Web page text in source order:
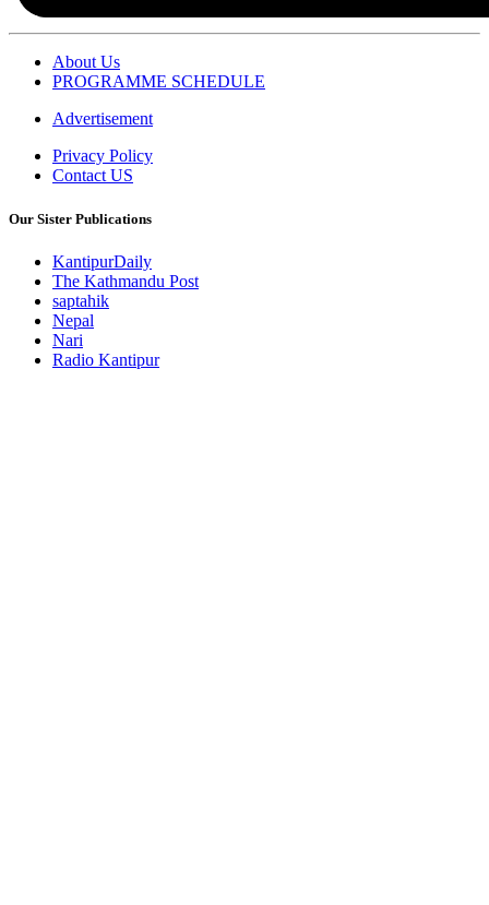
About Us
PROGRAMME SCHEDULE
Advertisement
Privacy Policy
Contact US
Our Sister Publications
KantipurDaily
The Kathmandu Post
saptahik
Nepal
Nari
Radio Kantipur